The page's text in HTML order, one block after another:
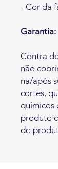
- Cor da
Garantia:
Contra
não
na/após
cortes,
químicos
produto
do